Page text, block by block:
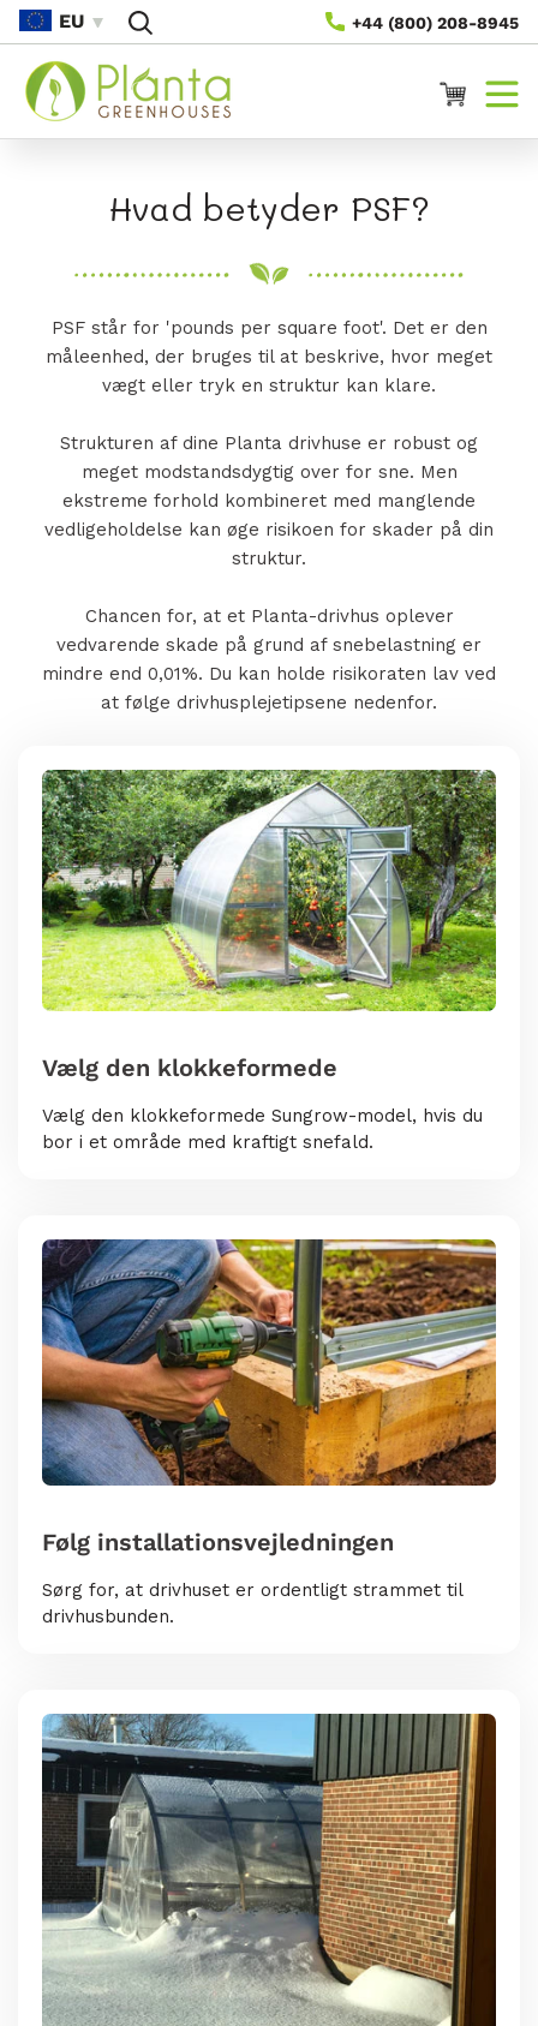
Gå Til
Indhold
+44 (800) 208-8945
EU
Vogn
Hvad betyder PSF?
PSF står for 'pounds per square foot'. Det er den
måleenhed, der bruges til at beskrive, hvor meget
vægt eller tryk en struktur kan klare.
Strukturen af ​​dine Planta drivhuse er robust og
meget modstandsdygtig over for sne. Men
ekstreme forhold kombineret med manglende
vedligeholdelse kan øge risikoen for skader på din
struktur.
Chancen for, at et Planta-drivhus oplever
vedvarende skade på grund af snebelastning er
mindre end 0,01%. Du kan holde risikoraten lav ved
at følge drivhusplejetipsene nedenfor.
Vælg den klokkeformede
Vælg den klokkeformede Sungrow-model, hvis du
bor i et område med kraftigt snefald.
Følg installationsvejledningen
Sørg for, at drivhuset er ordentligt strammet til
drivhusbunden.